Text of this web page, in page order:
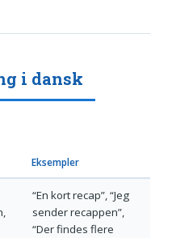
i dansk
Eksempler
“En kort recap”, “Jeg
sender recappen”,
“Der findes flere